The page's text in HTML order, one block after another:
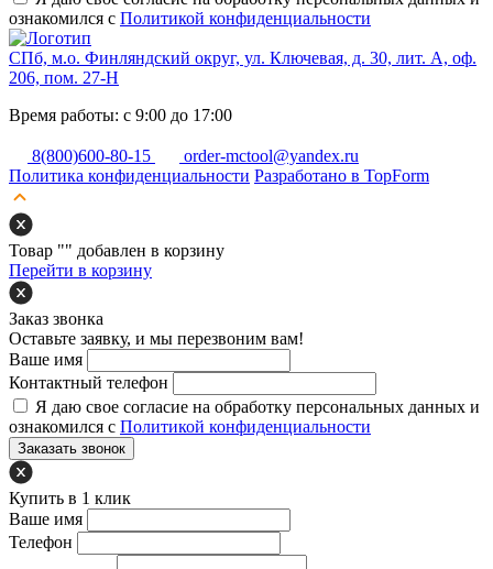
ознакомился с Политикой конфиденциальности
СПб, м.о. Финляндский округ, ул. Ключевая, д. 30, лит. А, оф.
206, пом. 27-Н
Время работы: с 9:00 до 17:00
8(800)600-80-15
order-mctool@yandex.ru
Политика конфиденциальности Разработано в TopForm
Товар "" добавлен в корзину
Перейти в корзину
Заказ звонка
Оставьте заявку, и мы перезвоним вам!
Ваше имя
Контактный телефон
Я даю свое согласие на обработку персональных данных и
ознакомился с Политикой конфиденциальности
Заказать звонок
Купить в 1 клик
Ваше имя
Телефон